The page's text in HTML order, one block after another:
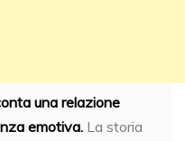
una relazione
emotiva. La storia